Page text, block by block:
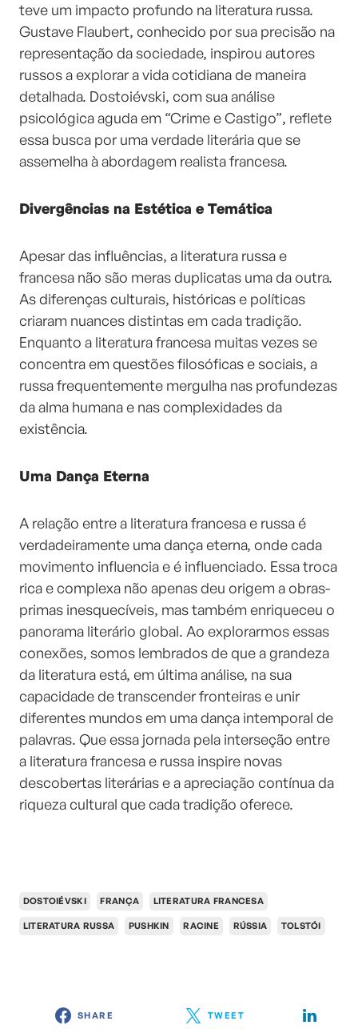
teve um impacto profundo na literatura russa.
Gustave Flaubert, conhecido por sua precisão na
representação da sociedade, inspirou autores
russos a explorar a vida cotidiana de maneira
detalhada. Dostoiévski, com sua análise
psicológica aguda em “Crime e Castigo”, reflete
essa busca por uma verdade literária que se
assemelha à abordagem realista francesa.
Divergências na Estética e Temática
Apesar das influências, a literatura russa e
francesa não são meras duplicatas uma da outra.
As diferenças culturais, históricas e políticas
criaram nuances distintas em cada tradição.
Enquanto a literatura francesa muitas vezes se
concentra em questões filosóficas e sociais, a
russa frequentemente mergulha nas profundezas
da alma humana e nas complexidades da
existência.
Uma Dança Eterna
A relação entre a literatura francesa e russa é
verdadeiramente uma dança eterna, onde cada
movimento influencia e é influenciado. Essa troca
rica e complexa não apenas deu origem a obras-
primas inesquecíveis, mas também enriqueceu o
panorama literário global. Ao explorarmos essas
conexões, somos lembrados de que a grandeza
da literatura está, em última análise, na sua
capacidade de transcender fronteiras e unir
diferentes mundos em uma dança intemporal de
palavras. Que essa jornada pela interseção entre
a literatura francesa e russa inspire novas
descobertas literárias e a apreciação contínua da
riqueza cultural que cada tradição oferece.
DOSTOIÉVSKI FRANÇA LITERATURA FRANCESA
LITERATURA RUSSA PUSHKIN RACINE RÚSSIA TOLSTÓI
SHARE TWEET